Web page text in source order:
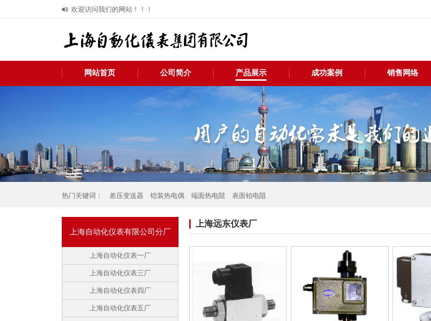
欢迎访问我们的网站！！！
网站首页 公司简介 产品展示 成功案例 销售网络
热门关键词： 差压变送器 铠装热电偶 端面热电阻 表面铂电阻
上海自动化仪表有限公司分厂
上海自动化仪表一厂
上海自动化仪表三厂
上海自动化仪表四厂
上海自动化仪表五厂
上海远东仪表厂